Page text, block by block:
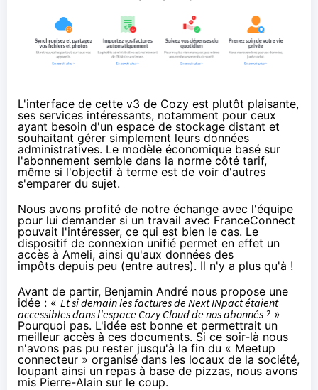
L'interface de cette v3 de Cozy est plutôt plaisante,
ses services intéressants, notamment pour ceux
ayant besoin d'un espace de stockage distant et
souhaitant gérer simplement leurs données
administratives. Le modèle économique basé sur
l'abonnement semble dans la norme côté tarif,
même si l'objectif à terme est de voir d'autres
s'emparer du sujet.
Nous avons profité de notre échange avec l'équipe
pour lui demander si un travail avec FranceConnect
pouvait l'intéresser, ce qui est bien le cas. Le
dispositif de connexion unifié permet en effet un
accès à Ameli, ainsi qu'aux données des
impôts depuis peu (entre autres). Il n'y a plus qu'à !
Avant de partir, Benjamin André nous propose une
idée : « Et si demain les factures de Next INpact étaient
accessibles dans l'espace Cozy Cloud de nos abonnés ? »
Pourquoi pas. L'idée est bonne et permettrait un
meilleur accès à ces documents. Si ce soir-là nous
n'avons pas pu rester jusqu'à la fin du « Meetup
connecteur » organisé dans les locaux de la société,
loupant ainsi un repas à base de pizzas, nous avons
mis Pierre-Alain sur le coup.